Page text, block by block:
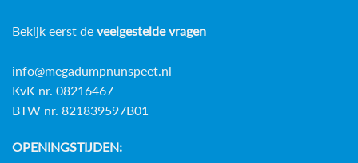
Bekijk eerst de veelgestelde vragen
info@megadumpnunspeet.nl
KvK nr. 08216467
BTW nr. 821839597B01
OPENINGSTIJDEN: